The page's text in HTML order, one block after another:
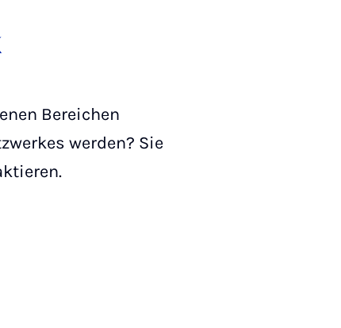
Bereichen
werden? Sie